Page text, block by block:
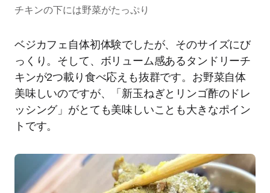
チキンの下には野菜がたっぷり
ベジカフェ自体初体験でしたが、そのサイズにび
っくり。そして、ボリューム感あるタンドリーチ
キンが2つ載り食べ応えも抜群です。お野菜自体
美味しいのですが、「新玉ねぎとリンゴ酢のドレ
ッシング」がとても美味しいことも大きなポイン
トです。